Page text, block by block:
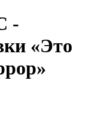
-
«Это